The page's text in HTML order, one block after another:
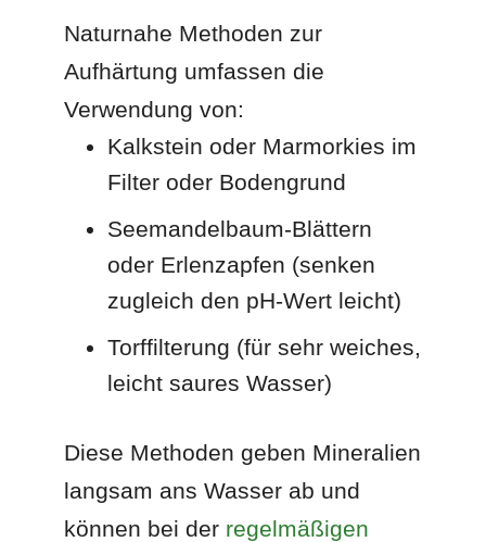
Naturnahe Methoden zur
Aufhärtung umfassen die
Verwendung von:
Kalkstein oder Marmorkies im
Filter oder Bodengrund
Seemandelbaum-Blättern
oder Erlenzapfen (senken
zugleich den pH-Wert leicht)
Torffilterung (für sehr weiches,
leicht saures Wasser)
Diese Methoden geben Mineralien
langsam ans Wasser ab und
können bei der regelmäßigen